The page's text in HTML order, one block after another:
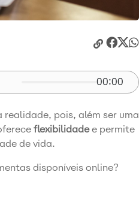
00:00
pois, além ser uma
flexibilidadee permite
de vida.
disponíveis online?